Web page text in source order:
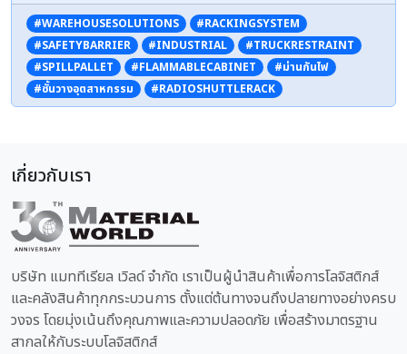
#WAREHOUSESOLUTIONS
#RACKINGSYSTEM
#SAFETYBARRIER
#INDUSTRIAL
#TRUCKRESTRAINT
#SPILLPALLET
#FLAMMABLECABINET
#ม่านกันไฟ
#ชั้นวางอุตสาหกรรม
#RADIOSHUTTLERACK
เกี่ยวกับเรา
บริษัท แมททีเรียล เวิลด์ จำกัด เราเป็นผู้นำสินค้าเพื่อการโลจิสติกส์
และคลังสินค้าทุกกระบวนการ ตั้งแต่ต้นทางจนถึงปลายทางอย่างครบ
วงจร โดยมุ่งเน้นถึงคุณภาพและความปลอดภัย เพื่อสร้างมาตรฐาน
สากลให้กับระบบโลจิสติกส์